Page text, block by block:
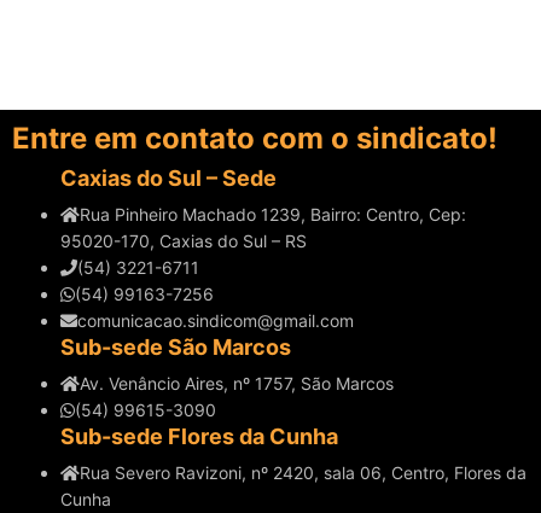
Entre em contato com o sindicato!
Caxias do Sul – Sede
Rua Pinheiro Machado 1239, Bairro: Centro, Cep:
95020-170, Caxias do Sul – RS
(54) 3221-6711
(54) 99163-7256
comunicacao.sindicom@gmail.com
Sub-sede São Marcos
Av. Venâncio Aires, nº 1757, São Marcos
(54) 99615-3090
Sub-sede Flores da Cunha
Rua Severo Ravizoni, nº 2420, sala 06, Centro, Flores da
Cunha